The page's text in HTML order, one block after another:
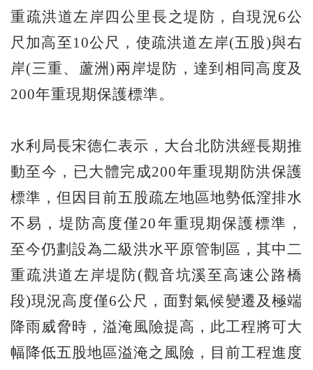
重疏洪道左岸四公里長之堤防，自現況6公
尺加高至10公尺，使疏洪道左岸(五股)與右
岸(三重、蘆洲)兩岸堤防，達到相同高度及
200年重現期保護標準。
水利局長宋德仁表示，大台北防洪經長期推
動至今，已大體完成200年重現期防洪保護
標準，但因目前五股疏左地區地勢低漥排水
不易，堤防高度僅20年重現期保護標準，
至今仍劃設為二級洪水平原管制區，其中二
重疏洪道左岸堤防(觀音坑溪至高速公路橋
段)現況高度僅6公尺，面對氣候變遷及極端
降雨威脅時，溢淹風險提高，此工程將可大
幅降低五股地區溢淹之風險，目前工程進度